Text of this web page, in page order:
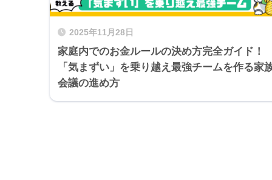
2025年11月28日
家庭内でのお金ルールの決め方完全ガイド！
「気まずい」を乗り越え最強チームを作る家
会議の進め方